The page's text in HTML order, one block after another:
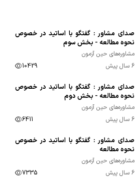
صدای مشاور : گفتگو با اساتید در خصوص
نحوه مطالعه - بخش سوم
مشاوره‌های حین آزمون
6 سال پیش
10429
صدای مشاور : گفتگو با اساتید در خصوص
نحوه مطالعه - بخش دوم
مشاوره‌های حین آزمون
6 سال پیش
6411
صدای مشاور : گفتگو با اساتید در خصوص
نحوه مطالعه
مشاوره‌های حین آزمون
6 سال پیش
7335